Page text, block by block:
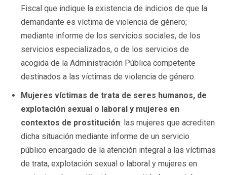
Fiscal que indique la existencia de indicios de que la
demandante es víctima de violencia de género;
mediante informe de los servicios sociales, de los
servicios especializados, o de los servicios de
acogida de la Administración Pública competente
destinados a las víctimas de violencia de género.
Mujeres víctimas de trata de seres humanos, de
explotación sexual o laboral y mujeres en
contextos de prostitución: las mujeres que acrediten
dicha situación mediante informe de un servicio
público encargado de la atención integral a las víctimas
de trata, explotación sexual o laboral y mujeres en